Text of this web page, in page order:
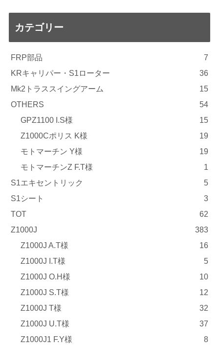
カテゴリー
FRP部品
7
KRキャリパー・S1ローター
36
Mk2トラススイングアーム
15
OTHERS
54
GPZ1100 I.S様
15
Z1000Cポリス K様
19
モトマーチン Y様
19
モトマーチンZ F.T様
1
S1エキセントリック
5
S1シート
3
TOT
62
Z1000J
383
Z1000J A.T様
16
Z1000J I.T様
5
Z1000J O.H様
10
Z1000J S.T様
12
Z1000J T様
32
Z1000J U.T様
37
Z1000J1 F.Y様
8